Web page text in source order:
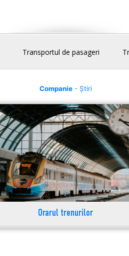
Transportul de pasageri
Companie- Știri
Orarul trenurilor